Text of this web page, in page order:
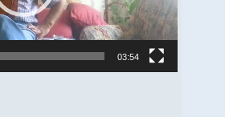
03:54